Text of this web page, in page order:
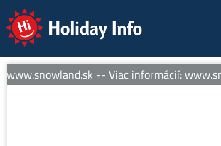
Holiday Info
-- Viac informácií: